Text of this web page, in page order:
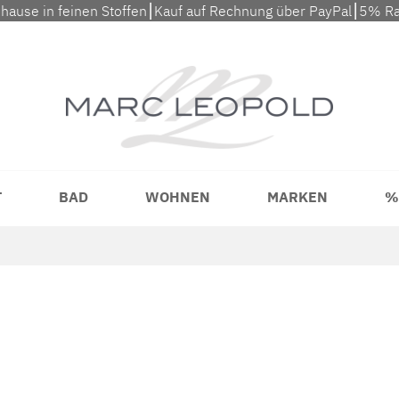
in feinen Stoffen⎮Kauf auf Rechnung über PayPal⎮5%
BAD WOHNEN MARKEN